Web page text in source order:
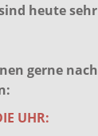
heute sehr
gerne
UHR: